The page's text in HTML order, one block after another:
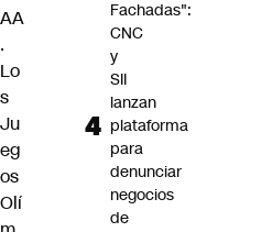
AA
.
Lo
s
Ju
eg
os
Olí
Fachadas":
CNC
y
SII
lanzan
plataforma
para
denunciar
negocios
de